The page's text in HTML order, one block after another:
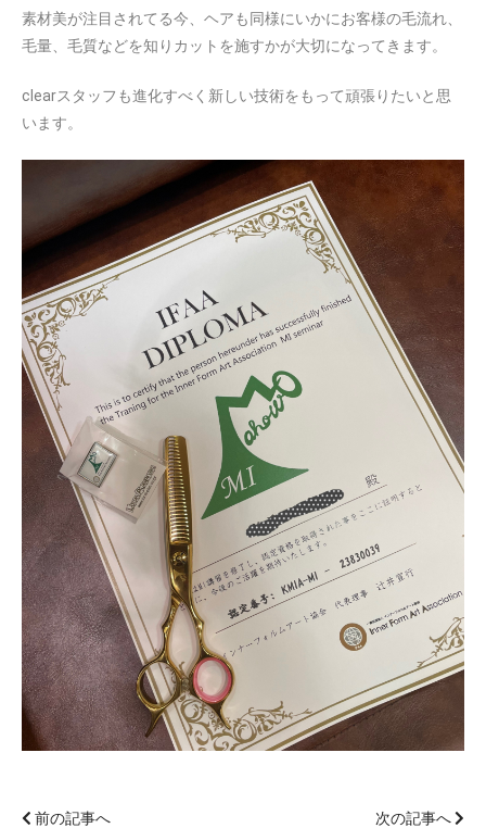
素材美が注目されてる今、ヘアも同様にいかにお客様の毛流れ、
毛量、毛質などを知りカットを施すかが大切になってきます。
clearスタッフも進化すべく新しい技術をもって頑張りたいと思
います。
前の記事へ 次の記事へ